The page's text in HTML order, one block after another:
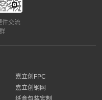
件交流
嘉立创FPC
嘉立创钢网